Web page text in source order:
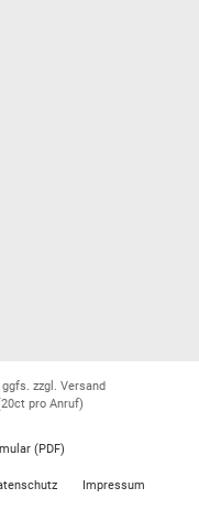
zzgl. Versand
pro Anruf)
(PDF)
Impressum